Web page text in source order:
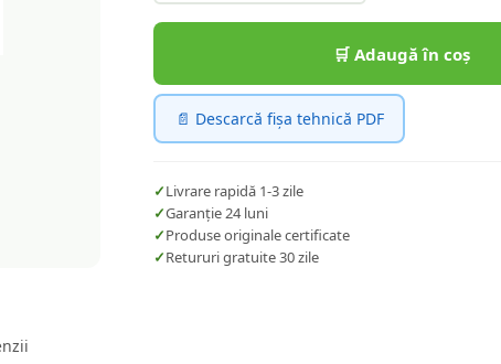
🛒 Adaugă în coș
📄 Descarcă fișa tehnică PDF
✓Livrare rapidă 1-3 zile
✓Garanție 24 luni
✓Produse originale certificate
✓Retururi gratuite 30 zile